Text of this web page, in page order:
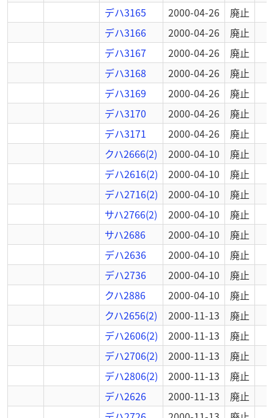
デハ3165
2000-04-26
廃止
デハ3166
2000-04-26
廃止
デハ3167
2000-04-26
廃止
デハ3168
2000-04-26
廃止
デハ3169
2000-04-26
廃止
デハ3170
2000-04-26
廃止
デハ3171
2000-04-26
廃止
クハ2666(2)
2000-04-10
廃止
デハ2616(2)
2000-04-10
廃止
デハ2716(2)
2000-04-10
廃止
サハ2766(2)
2000-04-10
廃止
サハ2686
2000-04-10
廃止
デハ2636
2000-04-10
廃止
デハ2736
2000-04-10
廃止
クハ2886
2000-04-10
廃止
クハ2656(2)
2000-11-13
廃止
デハ2606(2)
2000-11-13
廃止
デハ2706(2)
2000-11-13
廃止
デハ2806(2)
2000-11-13
廃止
デハ2626
2000-11-13
廃止